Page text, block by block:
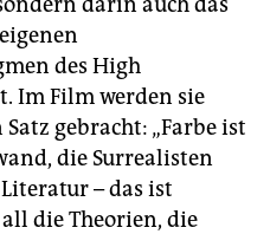
des High
Im Film werden sie
gebracht: „Farbe ist
die Surrealisten
– das ist
die Theorien, die